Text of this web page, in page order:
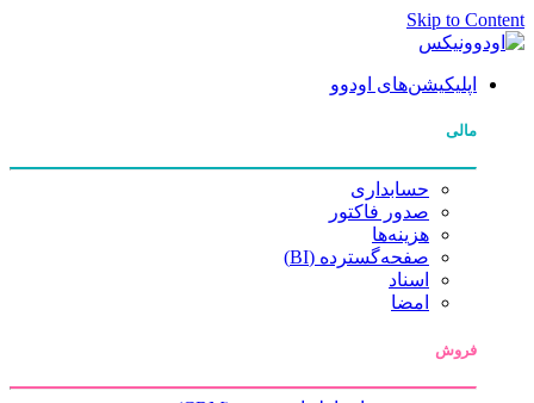
Skip to Content
اپلیکیشن‌های اودوو
مالی
حسابداری
صدور فاکتور
هزینه‌ها
صفحه‌گسترده (BI)
اسناد
امضا
فروش